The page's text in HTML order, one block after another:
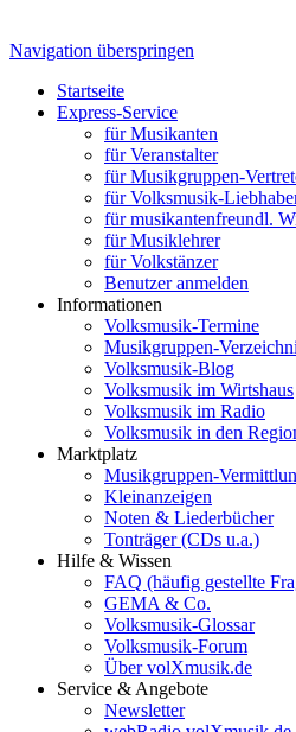
Navigation überspringen
Startseite
Express-Service
für Musikanten
für Veranstalter
für Musikgruppen-
für Volksmusik-
für musikantenfreundl.
für Musiklehrer
für Volkstänzer
Benutzer anmelden
Informationen
Volksmusik-Termine
Musikgruppen-
Volksmusik-Blog
Volksmusik im Wirtshaus
Volksmusik im Radio
Volksmusik in den
Marktplatz
Musikgruppen-
Kleinanzeigen
Noten & Liederbücher
Tonträger (CDs u.a.)
Hilfe & Wissen
FAQ (häufig gestellte
GEMA & Co.
Volksmusik-Glossar
Volksmusik-Forum
Über volXmusik.de
Service & Angebote
Newsletter